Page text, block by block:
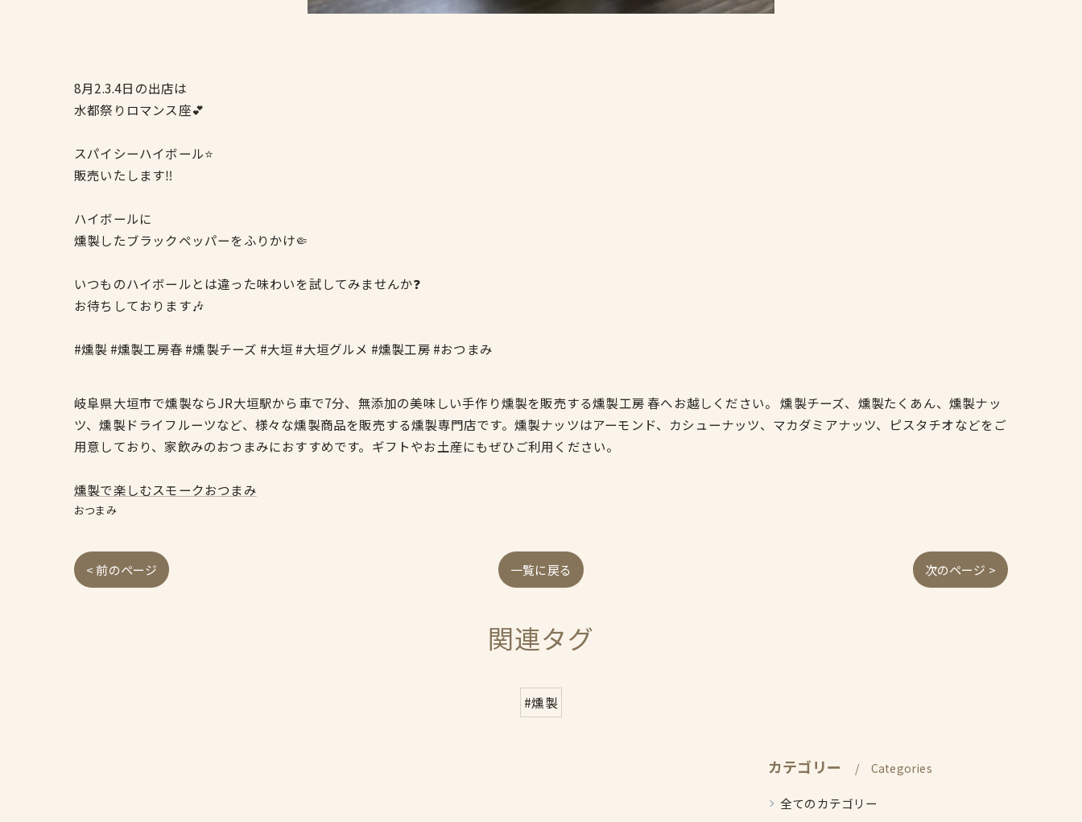
8月2.3.4日の出店は
水都祭りロマンス座💕
スパイシーハイボール⭐️
販売いたします‼️
ハイボールに
燻製したブラックペッパーをふりかけ🤏
いつものハイボールとは違った味わいを試してみませんか❓
お待ちしております🎶
#燻製 #燻製工房春 #燻製チーズ #大垣 #大垣グルメ #燻製工房 #おつまみ
岐阜県大垣市で燻製ならJR大垣駅から車で7分、無添加の美味しい手作り燻製を販売する燻製工房 春へお越しください。 燻製チーズ、燻製たくあん、燻製ナッ
ツ、燻製ドライフルーツなど、様々な燻製商品を販売する燻製専門店です。燻製ナッツはアーモンド、カシューナッツ、マカダミアナッツ、ピスタチオなどをご
用意しており、家飲みのおつまみにおすすめです。ギフトやお土産にもぜひご利用ください。
燻製で楽しむスモークおつまみ
おつまみ
< 前のページ 一覧に戻る 次のページ >
関連タグ
#燻製
カテゴリー Categories
全てのカテゴリー